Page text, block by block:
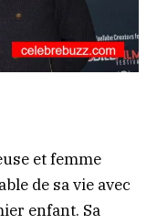
et femme
de sa vie avec
enfant. Sa